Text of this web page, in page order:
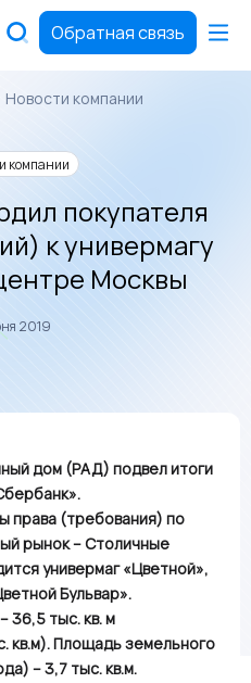
Обратная связь
Новости компании
компании
покупателя
к универмагу
Москвы
2019
дом (РАД) подвел итоги
права (требования) по
рынок – Столичные
универмаг «Цветной»,
Бульвар».
36,5 тыс. кв. м
кв.м). Площадь земельного
– 3,7 тыс. кв.м.